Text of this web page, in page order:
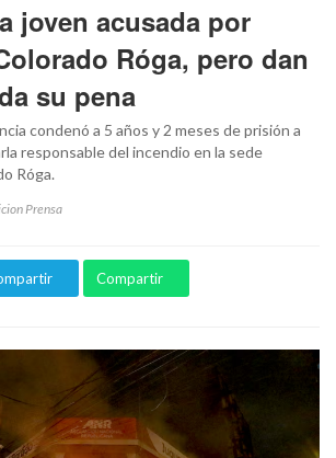
joven acusada por
Róga, pero dan
su pena
condenó a 5 años y 2 meses de prisión a
responsable del incendio en la sede
Róga.
Prensa
Compartir